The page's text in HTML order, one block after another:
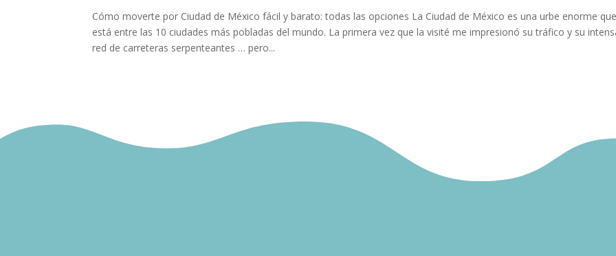
Cómo moverte por Ciudad de México fácil y barato: todas las opciones La Ciudad de México es una urbe enorme
está entre las 10 ciudades más pobladas del mundo. La primera vez que la visité me impresionó su tráfico y su
red de carreteras serpenteantes … pero...